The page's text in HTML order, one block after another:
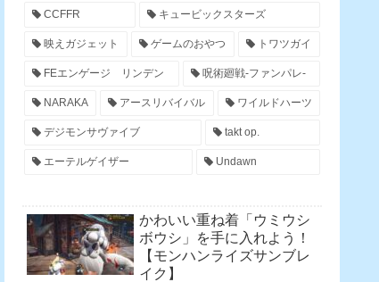
CCFFR キュービックスターズ
映えガジェット ゲームのおやつ トワツガイ
FEエンゲージ リンデン 呪術廻戦-ファンパレ-
NARAKA アースリバイバル ワイルドハーツ
デジモンサヴァイブ takt op.
エーテルゲイザー Undawn
かわいい重ね着「ウミウシ
ボウシ」を手に入れよう！
【モンハンライズサンブレ
イク】